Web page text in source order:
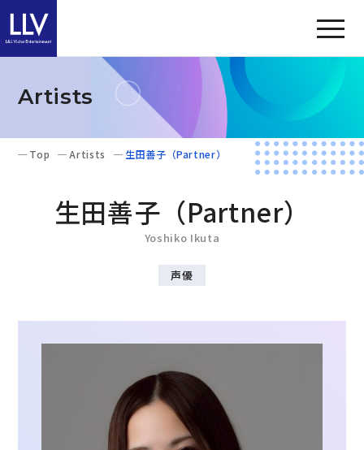
Artists
Top Artists 生田善子（Partner）
生田善子（Partner）
Yoshiko Ikuta
声優